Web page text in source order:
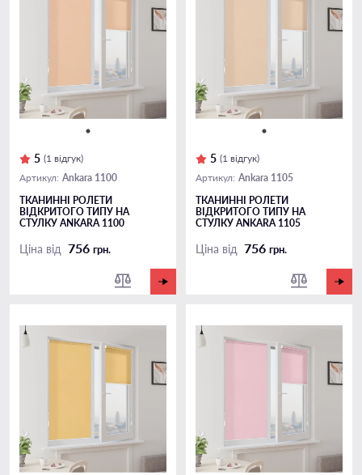
5 (1 відгук)
Артикул: Ankara 1100
ТКАНИННІ РОЛЕТИ
ВІДКРИТОГО ТИПУ НА
СТУЛКУ ANKARA 1100
Ціна від 756 грн.
5 (1 відгук)
Артикул: Ankara 1105
ТКАНИННІ РОЛЕТИ
ВІДКРИТОГО ТИПУ НА
СТУЛКУ ANKARA 1105
Ціна від 756 грн.